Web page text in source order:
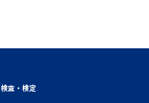
検査・検定